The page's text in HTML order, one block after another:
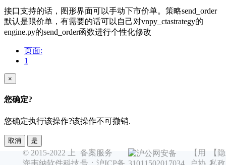
接口支持的话，图形界面可以手动下市价单。策略send_order
默认是限价单，有需要的话可以自己对vnpy_ctastrategy的
engine.py的send_order函数进行个性化修改
页面:
1
×
您确定?
您确定执行该操作?该操作不可撤销.
取消 是
© 2015-2022 上
海韦纳软件科技
备案服务
号：沪ICP备
沪公网安备
31011502017034
【用
户协
【隐
私政